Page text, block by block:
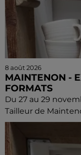
8 août 2026
MAINTENON -
FORMATS
Du 27 au 29
Tailleur de